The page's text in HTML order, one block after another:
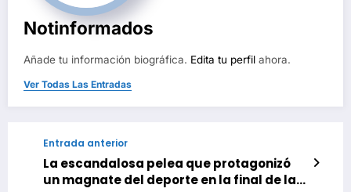
Notinformados
Añade tu información biográfica. Edita tu perfil ahora.
Ver Todas Las Entradas
Entrada anterior
La escandalosa pelea que protagonizó
un magnate del deporte en la final de la